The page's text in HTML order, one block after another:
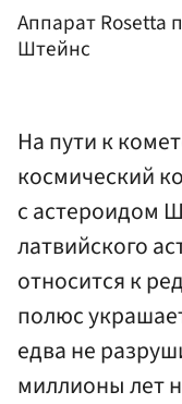
Аппарат Rosetta
Штейнс
На пути к
космический
с астероидом
латвийского
относится к
полюс
едва не
миллионы лет